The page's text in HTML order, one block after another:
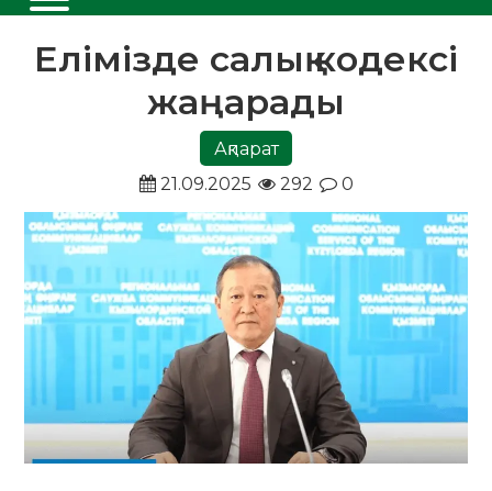
Елімізде салық кодексі
жаңарады
Ақпарат
21.09.2025
292 0